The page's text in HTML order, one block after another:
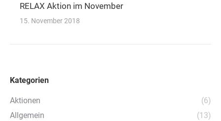
RELAX Aktion im November
15. November 2018
Kategorien
Aktionen
(6)
Allgemein
(13)